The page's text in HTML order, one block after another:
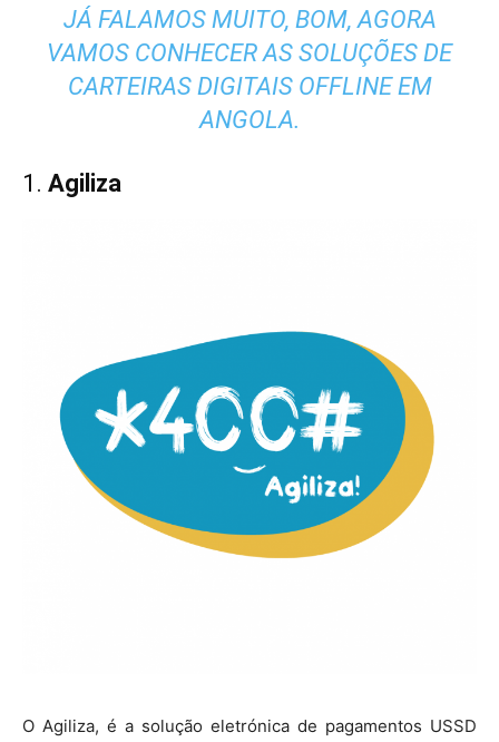
JÁ FALAMOS MUITO, BOM, AGORA
VAMOS CONHECER AS SOLUÇÕES DE
CARTEIRAS DIGITAIS OFFLINE EM
ANGOLA.
1. Agiliza
O Agiliza, é a solução eletrónica de pagamentos USSD